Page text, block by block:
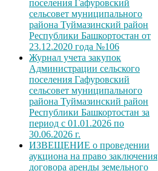
поселения Гафуровский
сельсовет муниципального
района Туймазинский район
Республики Башкортостан от
23.12.2020 года №106
Журнал учета закупок
Администрации сельского
поселения Гафуровский
сельсовет муниципального
района Туймазинский район
Республики Башкортостан за
период с 01.01.2026 по
30.06.2026 г.
ИЗВЕЩЕНИЕ о проведении
аукциона на право заключения
договора аренды земельного